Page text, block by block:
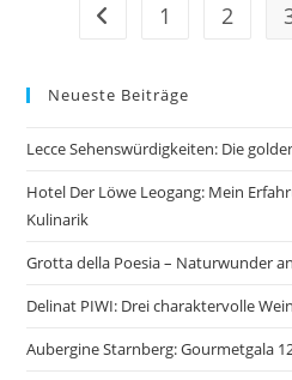
Zur vorherigen Seite
1 2
Neueste Beiträge
Lecce Sehenswürdigkeiten: Die
Hotel Der Löwe Leogang: Mein
Kulinarik
Grotta della Poesia – Naturwunder
Delinat PIWI: Drei charaktervolle
Aubergine Starnberg: Gourmetgala